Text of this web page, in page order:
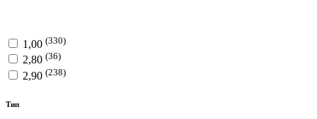
1,00 (330)
2,80 (36)
2,90 (238)
Тип